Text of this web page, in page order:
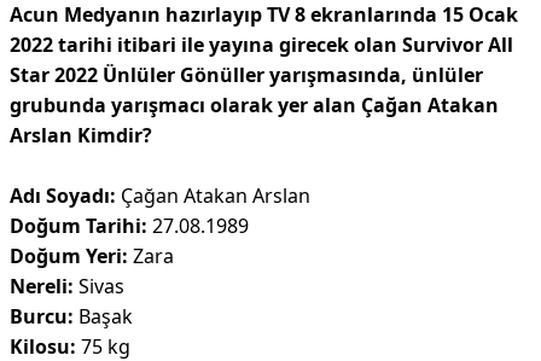
Acun Medyanın hazırlayıp TV 8 ekranlarında 15 Ocak
2022 tarihi itibari ile yayına girecek olan Survivor All
Star 2022 Ünlüler Gönüller yarışmasında, ünlüler
grubunda yarışmacı olarak yer alan Çağan Atakan
Arslan Kimdir?
Adı Soyadı: Çağan Atakan Arslan
Doğum Tarihi: 27.08.1989
Doğum Yeri: Zara
Nereli: Sivas
Burcu: Başak
Kilosu: 75 kg